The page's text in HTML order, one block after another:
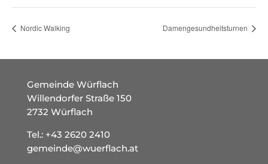
Nordic Walking Damengesundheitsturnen
Gemeinde Würflach
Willendorfer Straße 150
2732 Würflach
Tel.: +43 2620 2410
gemeinde@wuerflach.at